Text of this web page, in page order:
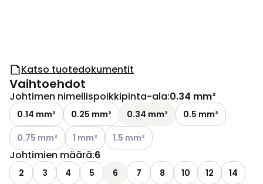
Katso tuotedokumentit
Vaihtoehdot
Johtimen nimellispoikkipinta-ala:0.34 mm²
0.14 mm² 0.25 mm² 0.34 mm²
0.5 mm²
Katso käytettävissä olevat vaihtoehdot
0.75 mm² Katso käytettävissä olevat vaihtoehdot
1 mm² Katso käytettävissä olevat
1.5 mm²
Johtimien määrä:6
2 3 4 5 6 7 8 10 12
14